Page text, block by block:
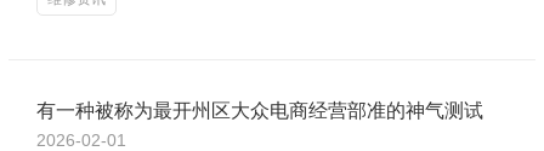
有一种被称为最开州区大众电商经营部准的神气测试
2026-02-01